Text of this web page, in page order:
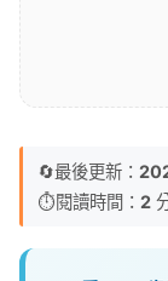
🔄最後更新：
⏱️閱讀時間： 2